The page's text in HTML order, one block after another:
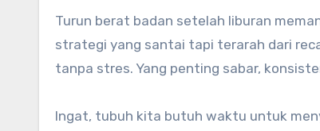
Turun berat badan setelah liburan
strategi yang santai tapi terarah dari
tanpa stres. Yang penting sabar,
Ingat, tubuh kita butuh waktu untuk